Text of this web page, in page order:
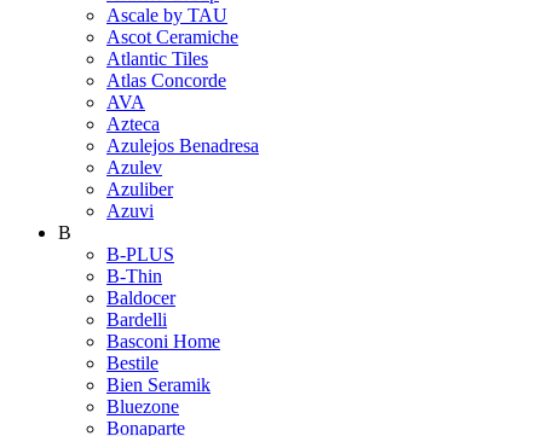
Ascale by TAU
Ascot Ceramiche
Atlantic Tiles
Atlas Concorde
AVA
Azteca
Azulejos Benadresa
Azulev
Azuliber
Azuvi
B
B-PLUS
B-Thin
Baldocer
Bardelli
Basconi Home
Bestile
Bien Seramik
Bluezone
Bonaparte